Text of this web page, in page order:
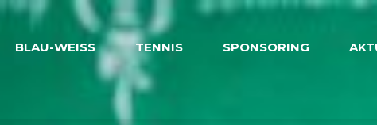
BLAU-WEISS TENNIS SPONSORING